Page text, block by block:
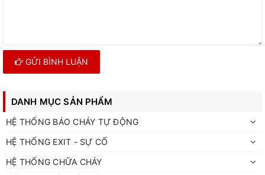
GỬI BÌNH LUẬN
DANH MỤC SẢN PHẨM
HỆ THỐNG BÁO CHÁY TỰ ĐỘNG
HỆ THỐNG EXIT - SỰ CỐ
HỆ THỐNG CHỮA CHÁY